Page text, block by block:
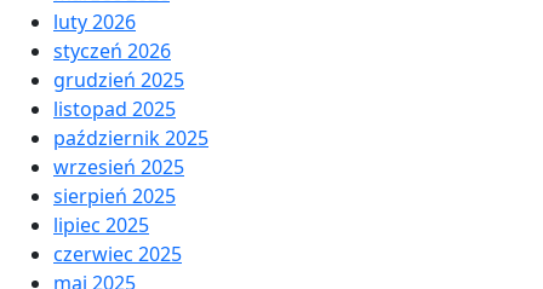
luty 2026
styczeń 2026
grudzień 2025
listopad 2025
październik 2025
wrzesień 2025
sierpień 2025
lipiec 2025
czerwiec 2025
maj 2025